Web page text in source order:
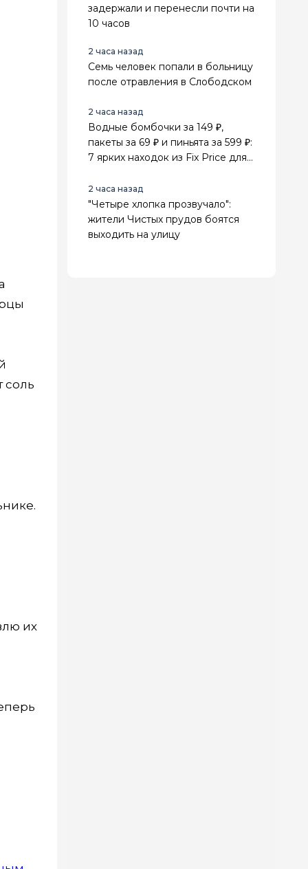
соль
их
задержали и перенесли почти на
10 часов
2 часа назад
Семь человек попали в больницу
после отравления в Слободском
2 часа назад
Водные бомбочки за 149 ₽,
пакеты за 69 ₽ и пиньята за 599 ₽:
7 ярких находок из Fix Price для
2 часа назад
"Четыре хлопка прозвучало":
жители Чистых прудов боятся
выходить на улицу